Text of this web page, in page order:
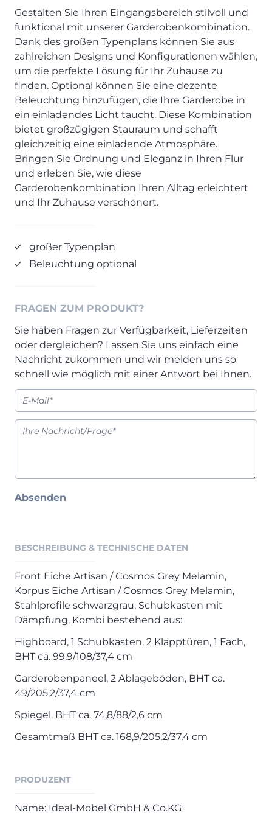
Bar- & Barhockersysteme
Beimöbel
Einzelstühle & Stuhlsysteme
Einzeltische & Tischsysteme
ALLES ANZEIGEN
SOFA, COUCH & CO.
2er Sofas & Funktionssofas
Systemgarnituren Leder
Systemgarnituren Stoff
Sessel & Hocker
ALLES ANZEIGEN
Kleiderschränke & Systeme
Polsterbetten & Boxspring
Folie & Lack
KLEINMÖBEL & DIELE
Einzelmöbel & Schuhschränke
Dielenprogramme
Couchtische
Spiegel
JUGENDZIMMER
Henders & Hazel Prospekt
XOOON Prospekt
Casada - Wohnträume erfüllen
SALE
Wohnzimmer
Schlafzimmer
Esszimmer
KÜCHENTECHNIK
Dunstabzug im Kochfeld
Bora - The end of normal
Neff - Mehr Raum für Kreativität
Siemens - Intelligente Lösungen für dein Zuhause
Liebherr - hat den Kühlschrank zwar nicht neu erfunden.
Aber fast.
Naber - Für die perfekte Küche
Quooker – Der Wasserhahn, der alles kann
Systemceram - Das Geheimnis langlebiger
Küchenspülen
PROSPEKTE
Lebensraum Küche
KÜCHEN PROSPEKTE
Lebensraum Küche
Prisma Journal
KÜCHENTECHNIK
Neff - Mehr Raum für Kreativität
BORA - The end of normal
AKTIONEN
Der neue MDS Prospekt
25 Küchen zu Sonderkonditionen
ALLES ANZEIGEN
ESSZIMMER
ALLES ANZEIGEN
KÜCHE
ALLE ANZEIGEN
Historie & Philosophie
360° Rundgang
Kunden-Bewertungen
Über uns
UNSER SERVICE
Aufmaß-Service
Entsorgungs-Service
Finanzkauf-Service
Montage-Service
Interior Design Service
Newsletter-Anmeldung
JOBS & KARRIERE
Auszubildende (m/w/d) - Kaufleute im Einzelhandel
Marketing-Manager (m/w/d)
Schreiner/Monteur (m/w/d)
Kurzbewerbung senden
KONTAKT & FORMULARE
Kontakt
Beratungstermin vereinbaren
Gestalten Sie Ihren Eingangsbereich stilvoll und
funktional mit unserer Garderobenkombination.
Dank des großen Typenplans können Sie aus
zahlreichen Designs und Konfigurationen wählen,
um die perfekte Lösung für Ihr Zuhause zu
finden. Optional können Sie eine dezente
Beleuchtung hinzufügen, die Ihre Garderobe in
ein einladendes Licht taucht. Diese Kombination
bietet großzügigen Stauraum und schafft
gleichzeitig eine einladende Atmosphäre.
Bringen Sie Ordnung und Eleganz in Ihren Flur
und erleben Sie, wie diese
Garderobenkombination Ihren Alltag erleichtert
und Ihr Zuhause verschönert.
großer Typenplan
Beleuchtung optional
FRAGEN ZUM PRODUKT?
Sie haben Fragen zur Verfügbarkeit, Lieferzeiten
oder dergleichen? Lassen Sie uns einfach eine
Nachricht zukommen und wir melden uns so
schnell wie möglich mit einer Antwort bei Ihnen.
Absenden
BESCHREIBUNG & TECHNISCHE DATEN
Front Eiche Artisan / Cosmos Grey Melamin,
Korpus Eiche Artisan / Cosmos Grey Melamin,
Stahlprofile schwarzgrau, Schubkasten mit
Dämpfung, Kombi bestehend aus:
Highboard, 1 Schubkasten, 2 Klapptüren, 1 Fach,
BHT ca. 99,9/108/37,4 cm
Garderobenpaneel, 2 Ablageböden, BHT ca.
49/205,2/37,4 cm
Spiegel, BHT ca. 74,8/88/2,6 cm
Gesamtmaß BHT ca. 168,9/205,2/37,4 cm
PRODUZENT
Name: Ideal-Möbel GmbH & Co.KG